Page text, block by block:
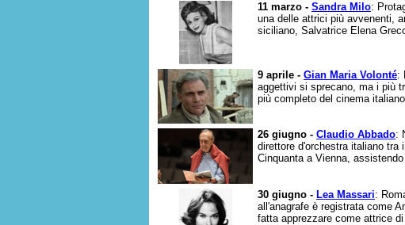
11 marzo - Sandra Milo:
una delle attrici più avvenenti,
siciliano, Salvatrice Elena
9 aprile - Gian Maria Volonté:
aggettivi si sprecano, ma i più
più completo del cinema
26 giugno - Claudio Abbado:
direttore d'orchestra italiano tra
Cinquanta a Vienna,
30 giugno - Lea Massari:
all'anagrafe è registrata come
fatta apprezzare come attrice